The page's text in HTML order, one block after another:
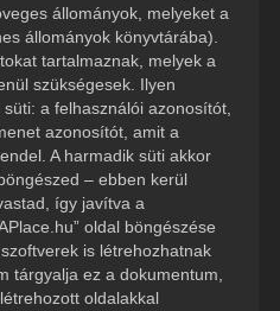
állományok, melyeket a
állományok könyvtárába).
tartalmaznak, melyek a
szükségesek. Ilyen
a felhasználói azonosítót,
azonosítót, amit a
A harmadik süti akkor
– ebben kerül
így javítva a
oldal böngészése
is létrehozhatnak
tárgyalja ez a dokumentum,
oldalakkal